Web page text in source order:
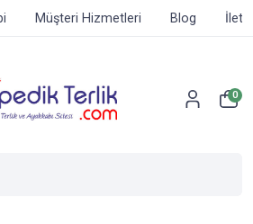
Müşteri Hizmetleri Blog
0